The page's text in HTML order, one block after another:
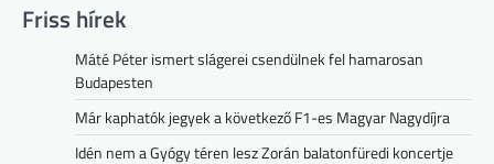
Friss hírek
Máté Péter ismert slágerei csendülnek fel hamarosan
Budapesten
Már kaphatók jegyek a következő F1-es Magyar Nagydíjra
Idén nem a Gyógy téren lesz Zorán balatonfüredi koncertje